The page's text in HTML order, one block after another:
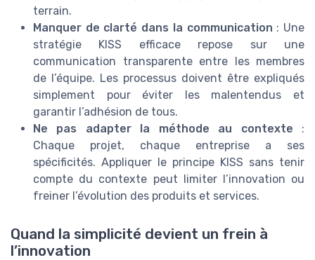
terrain.
Manquer de clarté dans la communication : Une
stratégie KISS efficace repose sur une
communication transparente entre les membres
de l’équipe. Les processus doivent être expliqués
simplement pour éviter les malentendus et
garantir l’adhésion de tous.
Ne pas adapter la méthode au contexte :
Chaque projet, chaque entreprise a ses
spécificités. Appliquer le principe KISS sans tenir
compte du contexte peut limiter l’innovation ou
freiner l’évolution des produits et services.
Quand la simplicité devient un frein à
l’innovation